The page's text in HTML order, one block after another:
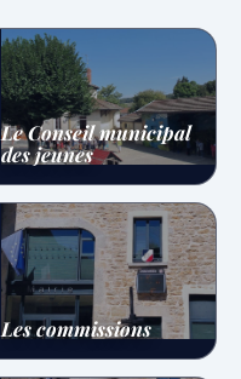
Le Conseil municipal
des jeunes
Les commissions